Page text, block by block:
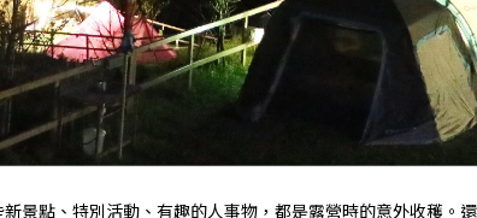
景點、特別活動、有趣的人事物，都是露營時的意外收穫。